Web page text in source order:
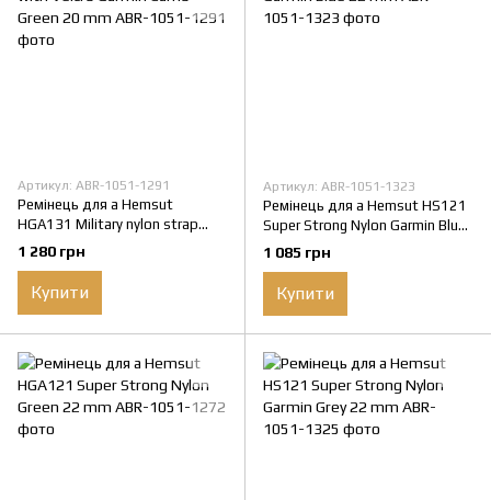
Артикул: ABR-1051-1291
Ремінець для а Hemsut
HGA131 Military nylon strap
with Velcro Garmin Camo Green
1 280 грн
Купити
Артикул: ABR-1051-1323
Ремінець для а Hemsut HS121
Super Strong Nylon Garmin Blue
22 mm
1 085 грн
Купити